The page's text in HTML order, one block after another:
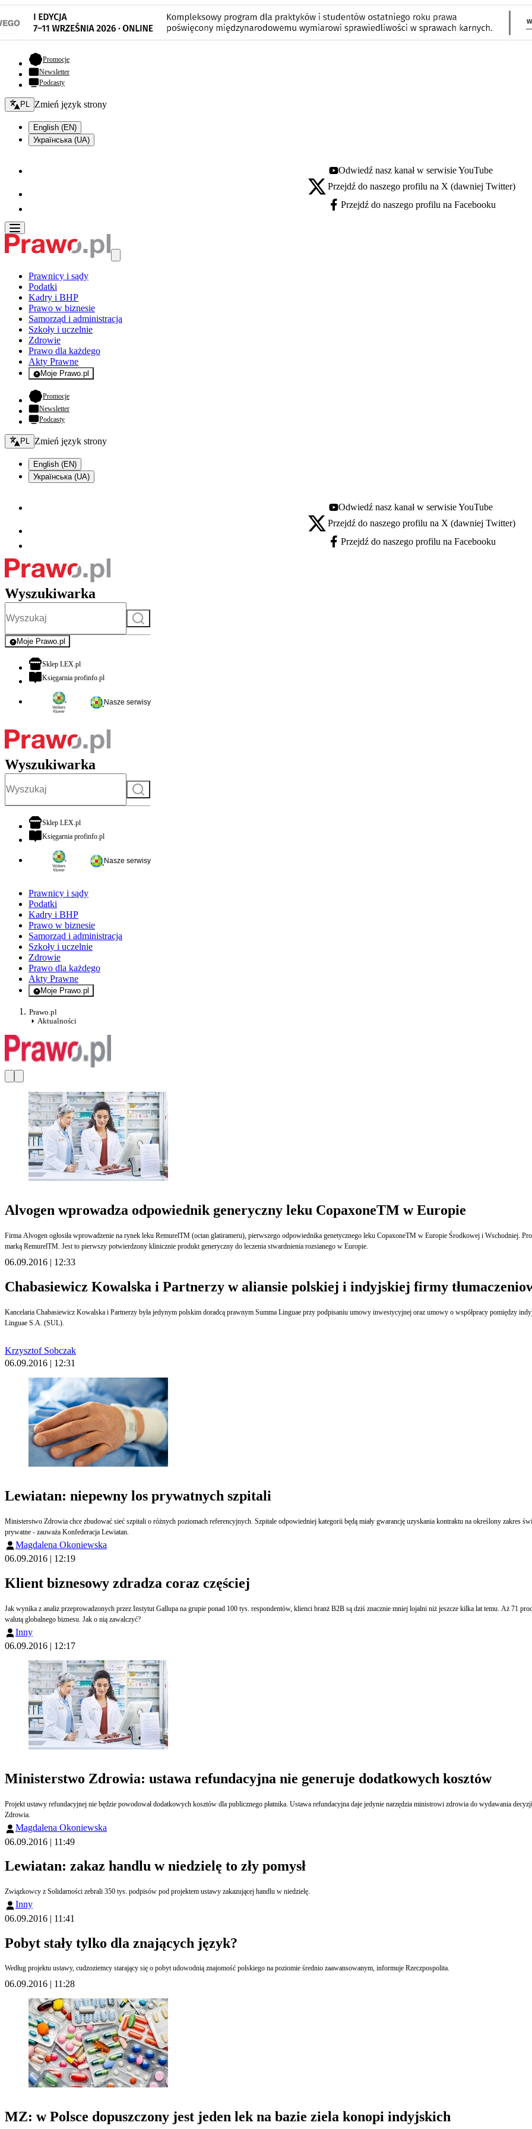
Promocje- otwiera się w nowej karcie
Newsletter
Podcasty
Zmień język - bieżący:
PL Zmień język strony
English (EN)
Українська (UA)
Youtube - otwiera się w nowej karcie
Odwiedź nasz kanał w serwisie YouTube
X - otwiera się w nowej karcie
Przejdź do naszego profilu na X (dawniej Twitter)
Facebook - otwiera się w nowej karcie
Przejdź do naszego profilu na Facebooku
Prawnicy i sądy
Podatki
Kadry i BHP
Prawo w biznesie
Samorząd i administracja
Szkoły i uczelnie
Zdrowie
Prawo dla każdego
Akty Prawne
Moje Prawo.pl
- rejestracja i logowanie do serwisu
Promocje- otwiera się w nowej karcie
Newsletter
Podcasty
Zmień język - bieżący:
PL Zmień język strony
English (EN)
Українська (UA)
Youtube - otwiera się w nowej karcie
Odwiedź nasz kanał w serwisie YouTube
X - otwiera się w nowej karcie
Przejdź do naszego profilu na X (dawniej Twitter)
Facebook - otwiera się w nowej karcie
Przejdź do naszego profilu na Facebooku
Wyszukiwarka
Szukaj
Moje Prawo.pl
- rejestracja i logowanie do serwisu
Sklep LEX.plotwiera się w nowej karcie
Księgarnia profinfo.plotwiera się w nowej karcie
Nasze serwisy
Wyszukiwarka
Szukaj
Sklep LEX.plotwiera się w nowej karcie
Księgarnia profinfo.plotwiera się w nowej karcie
Nasze serwisy
Prawnicy i sądy
Podatki
Kadry i BHP
Prawo w biznesie
Samorząd i administracja
Szkoły i uczelnie
Zdrowie
Prawo dla każdego
Akty Prawne
Moje Prawo.pl
- rejestracja i logowanie do serwisu
Prawo.pl
Aktualności
Alvogen wprowadza odpowiednik generyczny leku CopaxoneTM w Europie
Firma Alvogen ogłosiła wprowadzenie na rynek leku RemurelTM (octan glatirameru), pierwszego odpowiednika genetycznego leku CopaxoneTM w Europie Środkowej i Wschodniej. Produkt będzie sprzedawany w dawce (20 mg) do stosowania podskórnie, raz na dobę, pod
marką RemurelTM. Jest to pierwszy potwierdzony klinicznie produkt generyczny do leczenia stwardnienia rozsianego w Europie.
06.09.2016 | 12:33
Chabasiewicz Kowalska i Partnerzy w aliansie polskiej i indyjskiej firmy
Kancelaria Chabasiewicz Kowalska i Partnerzy była jedynym polskim doradcą prawnym Summa Linguae przy podpisaniu umowy inwestycyjnej oraz umowy o współpracy pomiędzy indyjską spółką Mayflower Language Services Pvt Ltd (Mayflower), a polską spółką Summa
Linguae S.A. (SUL).
Krzysztof Sobczak
06.09.2016 | 12:31
Lewiatan: niepewny los prywatnych szpitali
Ministerstwo Zdrowia chce zbudować sieć szpitali o różnych poziomach referencyjnych. Szpitale odpowiedniej kategorii będą miały gwarancję uzyskania kontraktu na określony zakres
prywatne - zauważa Konfederacja Lewiatan.
Magdalena Okoniewska
06.09.2016 | 12:19
Klient biznesowy zdradza coraz częściej
Jak wynika z analiz przeprowadzonych przez Instytut Gallupa na grupie ponad 100 tys. respondentów, klienci branż B2B są dziś znacznie mniej lojalni niż jeszcze kilka lat temu. Aż 71
walutą globalnego biznesu. Jak o nią zawalczyć?
Inny
06.09.2016 | 12:17
Ministerstwo Zdrowia: ustawa refundacyjna nie generuje dodatkowych kosztów
Projekt ustawy refundacyjnej nie będzie powodował dodatkowych kosztów dla publicznego płatnika. Ustawa refundacyjna daje jedynie narzędzia ministrowi zdrowia do wydawania
Zdrowia.
Magdalena Okoniewska
06.09.2016 | 11:49
Lewiatan: zakaz handlu w niedzielę to zły pomysł
Związkowcy z Solidarności zebrali 350 tys. podpisów pod projektem ustawy zakazującej handlu w niedzielę.
Inny
06.09.2016 | 11:41
Pobyt stały tylko dla znających język?
Według projektu ustawy, cudzoziemcy starający się o pobyt udowodnią znajomość polskiego na poziomie średnio zaawansowanym, informuje Rzeczpospolita.
06.09.2016 | 11:28
MZ: w Polsce dopuszczony jest jeden lek na bazie ziela konopi indyjskich